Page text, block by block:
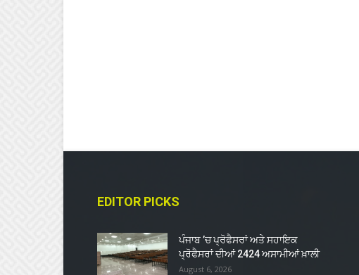
EDITOR PICKS
ਪੰਜਾਬ ’ਚ ਪ੍ਰੋਫੈਸਰਾਂ ਅਤੇ ਸਹਾਇਕ
ਪ੍ਰੋਫੈਸਰਾਂ ਦੀਆਂ 2424 ਅਸਾਮੀਆਂ ਖ਼ਾਲੀ
August 6, 2026